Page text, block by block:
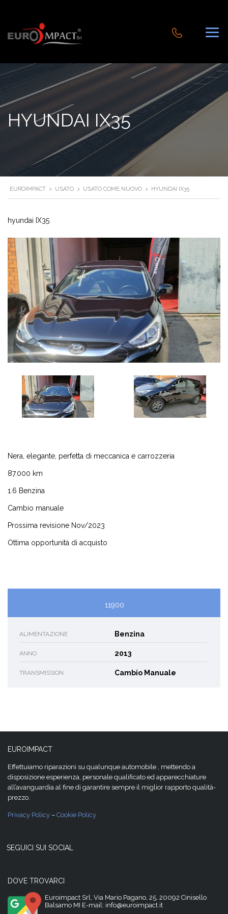
HYUNDAI IX35
EUROIMPACT > USATO > USATO COME NUOVO > HYUNDAI IX35
hyundai IX35
Nera, elegante, perfetta di meccanica e carrozzeria
87.000 km
1.6 Benzina
Cambio manuale
Prossima revisione Nov/2023
Ottima opportunità di acquisto
11900
ALIMENTAZIONE Benzina
ANNO 2013
TRANSMISSION Cambio Manuale
EUROIMPACT
Effettuiamo riparazioni su qualunque automobile , mettendo a
disposizione esperienza, personale qualificato ed apparecchiature
all’avanguardia al fine di garantire sempre il miglior rapporto qualità-
prezzo.
Privacy Policy – Cookie Policy
SEGUICI SUI SOCIAL
DOVE TROVARCI
Euroimpact Srl, Via Mario Pagano, 25, 20092 Cinisello
Balsamo MI E-mail: info@euroimpact.it